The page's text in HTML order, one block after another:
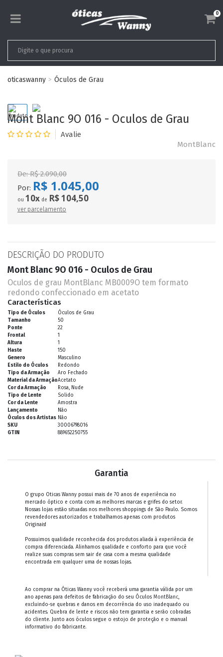
0
oticaswanny Óculos de Grau
Mont Blanc 9O 016 - Oculos de Grau
MontBlanc
De:R$ 2.090,00
Por: R$ 1.045,00
ou 10x de R$ 104,50
ver parcelamento
DESCRIÇÃO DO PRODUTO
Mont Blanc 9O 016 - Oculos de Grau
Oculos de grau MontBlanc MB0009O tem formato
redondo confeccionado em acetato
Características
Tipo de Óculos
Óculos de Grau
Tamanho
50
Ponte
22
Frontal
1
Altura
1
Haste
150
Genero
Masculino
Estilo do Óculos
Redondo
Tipo da Armação
Aro Fechado
Material da ArmaçãoAcetato
Cor da Armação
Rosa, Nude
Tipo de Lente
Solido
Cor da Lente
Amostra
Lançamento
Não
Óculos dos Artistas Não
SKU
30006798016
GTIN
889652250755
Garantia
O grupo Oticas Wanny possui mais de 70 anos de experiência no
mercado óptico e conta com as melhores marcas e grifes do setor.
Nossas lojas estão situadas nos melhores shoppings de São Paulo. Somos
revendedores autorizados e trabalhamos apenas com produtos
Originais!
Possuimos qualidade reconhecida dos produtos aliada à experiência de
compra diferenciada. Alinhamos qualidade e conforto para que você
realize suas compras sem sair de casa com a mesma qualidade
encontrada em qualquer uma de nossas lojas.
Ao comprar na Óticas Wanny você receberá uma garantia válida por um
ano apenas para defeitos de fabricação do seu Óculos MontBlanc,
excluindo-se quebras e danos em decorrência do uso inadequado ou
acidentes. Quebra de lente e riscos não tem garantia e serão cobradas
do cliente. Junto aos óculos segue o estojo de proteção e o manual
informativo do fabricante.